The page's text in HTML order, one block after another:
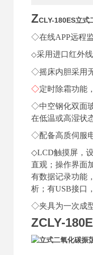
ZCLY-180ES立式
◇在线APP远程
◇采用进口红外
◇摇床内胆采用
◇定时除霜功能
◇中空钢化双面
在低温或高湿状
◇配备高质伺服
◇LCD触摸屏，
直观；操作界面
有数据记录功能
析；有USB接口
◇夹具为一次成
ZCLY-